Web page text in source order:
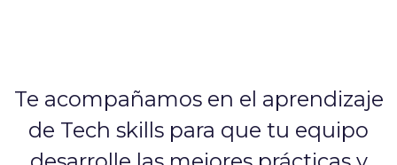
Te acompañamos en el aprendizaje
de Tech skills para que tu equipo